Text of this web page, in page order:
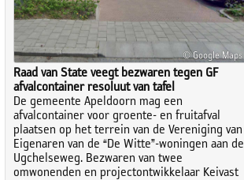
© Google Maps
Raad van State veegt bezwaren tegen GF
afvalcontainer resoluut van tafel
De gemeente Apeldoorn mag een
afvalcontainer voor groente- en fruitafval
plaatsen op het terrein van de Vereniging van
Eigenaren van de “De Witte”-woningen aan de
Ugchelseweg. Bezwaren van twee
omwonenden en projectontwikkelaar Keivast